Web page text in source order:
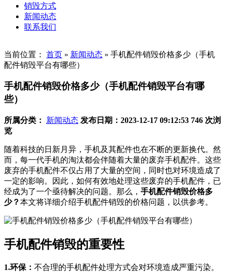
销毁方式
新闻动态
联系我们
当前位置： 首页 » 新闻动态 » 手机配件销毁价格多少（手机
配件销毁平台有哪些）
手机配件销毁价格多少（手机配件销毁平台有哪
些）
所属分类： 新闻动态 发布日期：2023-12-17 09:12:53 746 次浏
览
随着科技的日新月异，手机及其配件也在不断的更新换代。然
而，每一代手机的淘汰都会伴随着大量的废弃手机配件。这些
废弃的手机配件不仅占用了大量的空间，同时也对环境造成了
一定的影响。因此，如何有效地处理这些废弃的手机配件，已
经成为了一个亟待解决的问题。那么， 手机配件销毁价格多
少？本文将详细介绍手机配件销毁的价格问题，以供参考。
手机配件销毁的重要性
1.环保： 不合理的手机配件处理方式会对环境造成严重污染。